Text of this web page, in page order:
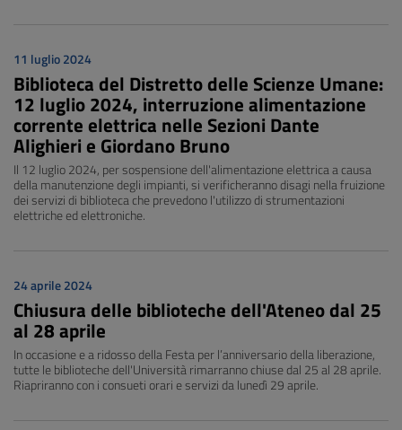
11 luglio 2024
Biblioteca del Distretto delle Scienze Umane:
12 luglio 2024, interruzione alimentazione
corrente elettrica nelle Sezioni Dante
Alighieri e Giordano Bruno
Il 12 luglio 2024, per sospensione dell'alimentazione elettrica a causa
della manutenzione degli impianti, si verificheranno disagi nella fruizione
dei servizi di biblioteca che prevedono l'utilizzo di strumentazioni
elettriche ed elettroniche.
24 aprile 2024
Chiusura delle biblioteche dell'Ateneo dal 25
al 28 aprile
In occasione e a ridosso della Festa per l’anniversario della liberazione,
tutte le biblioteche dell'Università rimarranno chiuse dal 25 al 28 aprile.
Riapriranno con i consueti orari e servizi da lunedì 29 aprile.